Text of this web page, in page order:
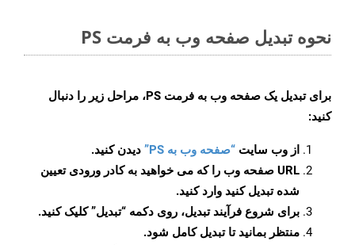
نحوه تبدیل صفحه وب به فرمت PS
برای تبدیل یک صفحه وب به فرمت PS، مراحل زیر را دنبال
کنید:
از وب سایت “صفحه وب به PS”
دیدن کنید.
URL صفحه وب را که می خواهید به کادر ورودی تعیین
شده تبدیل کنید وارد کنید.
برای شروع فرآیند تبدیل، روی دکمه “تبدیل” کلیک کنید.
منتظر بمانید تا تبدیل کامل شود.